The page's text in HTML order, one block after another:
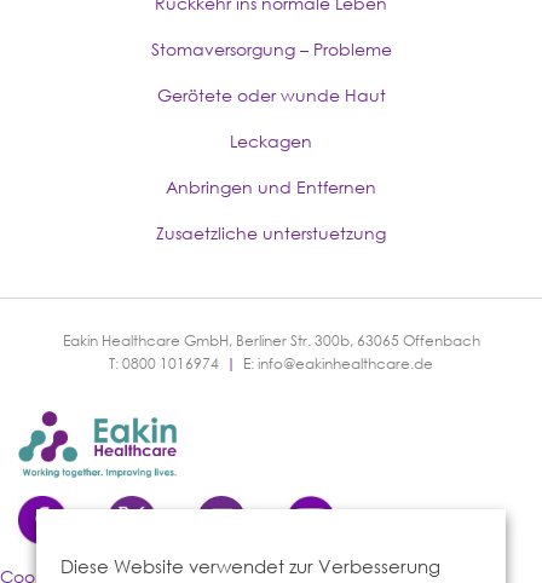
Stomaversorgung – Probleme
Gerötete oder wunde Haut
Leckagen
Anbringen und Entfernen
Zusaetzliche unterstuetzung
Eakin Healthcare GmbH, Berliner Str. 300b, 63065 Offenbach
T: 0800 1016974 | E: info@eakinhealthcare.de
Cookies-Richtlinie
Diese Website verwendet zur Verbesserung